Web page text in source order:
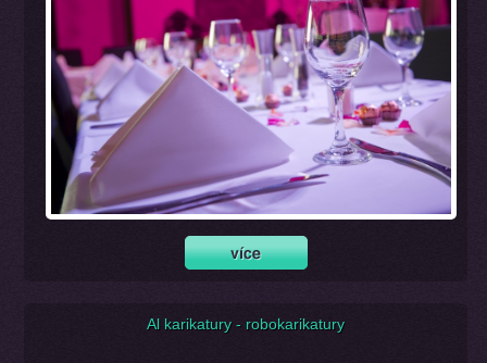
Al karikatury - robokarikatury